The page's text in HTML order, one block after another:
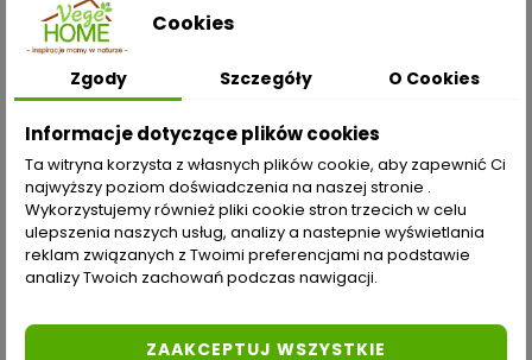
INFORMACJE
ZAKUPY
Moje konto
Opcje dostawy
Metody płatności
Cookies
Zgody Szczegóły O Cookies
Informacje dotyczące plików cookies
Ta witryna korzysta z własnych plików cookie, aby zapewnić Ci
najwyższy poziom doświadczenia na naszej stronie .
Wykorzystujemy również pliki cookie stron trzecich w celu
ulepszenia naszych usług, analizy a nastepnie wyświetlania
reklam związanych z Twoimi preferencjami na podstawie
analizy Twoich zachowań podczas nawigacji.
ZAAKCEPTUJ WSZYSTKIE
Odstąp od umowy tutaj